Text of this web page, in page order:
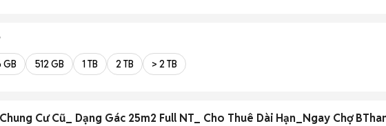
GB 512 GB 1 TB 2 TB > 2 TB
Chung Cư Cũ_ Dạng Gác 25m2 Full NT_ Cho Thuê Dài Hạn_Ngay Chợ